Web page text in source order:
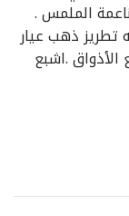
الملمس .
تطريز ذهب عيار
الأذواق .اشبع